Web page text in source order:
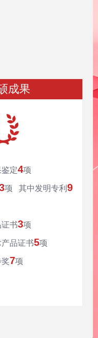
成果
定4项
项 其中发明专利 9
书3项
品证书5项
7项